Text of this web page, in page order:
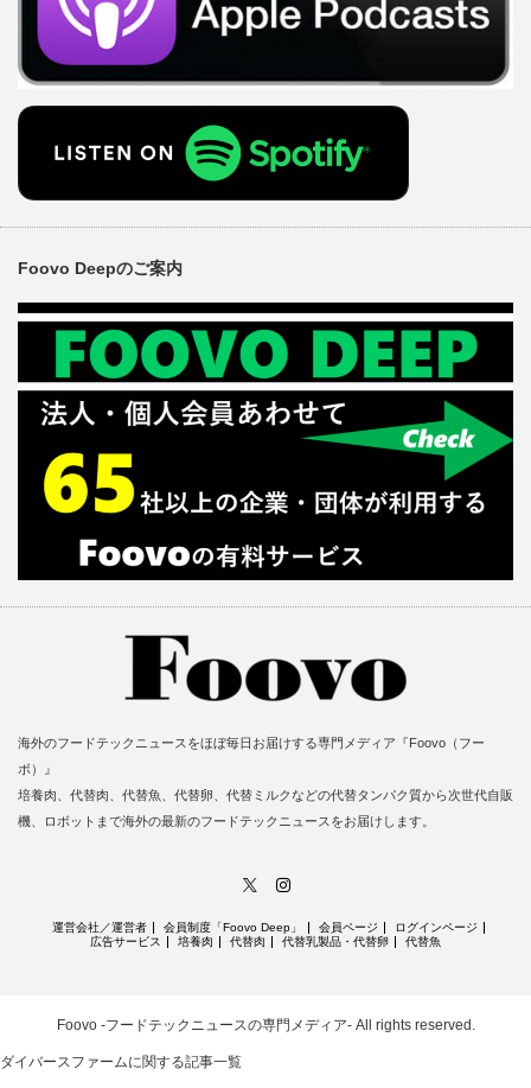
Foovo Deepのご案内
海外のフードテックニュースをほぼ毎日お届けする専門メディア『Foovo（フー
ボ）』
培養肉、代替肉、代替魚、代替卵、代替ミルクなどの代替タンパク質から次世代自販
機、ロボットまで海外の最新のフードテックニュースをお届けします。
運営会社／運営者 会員制度「Foovo Deep」 会員ページ
ログインページ
広告サービス
培養肉 代替肉 代替乳製品・代替卵 代替魚
Foovo -フードテックニュースの専門メディア-All rights reserved.
ダイバースファームに関する記事一覧